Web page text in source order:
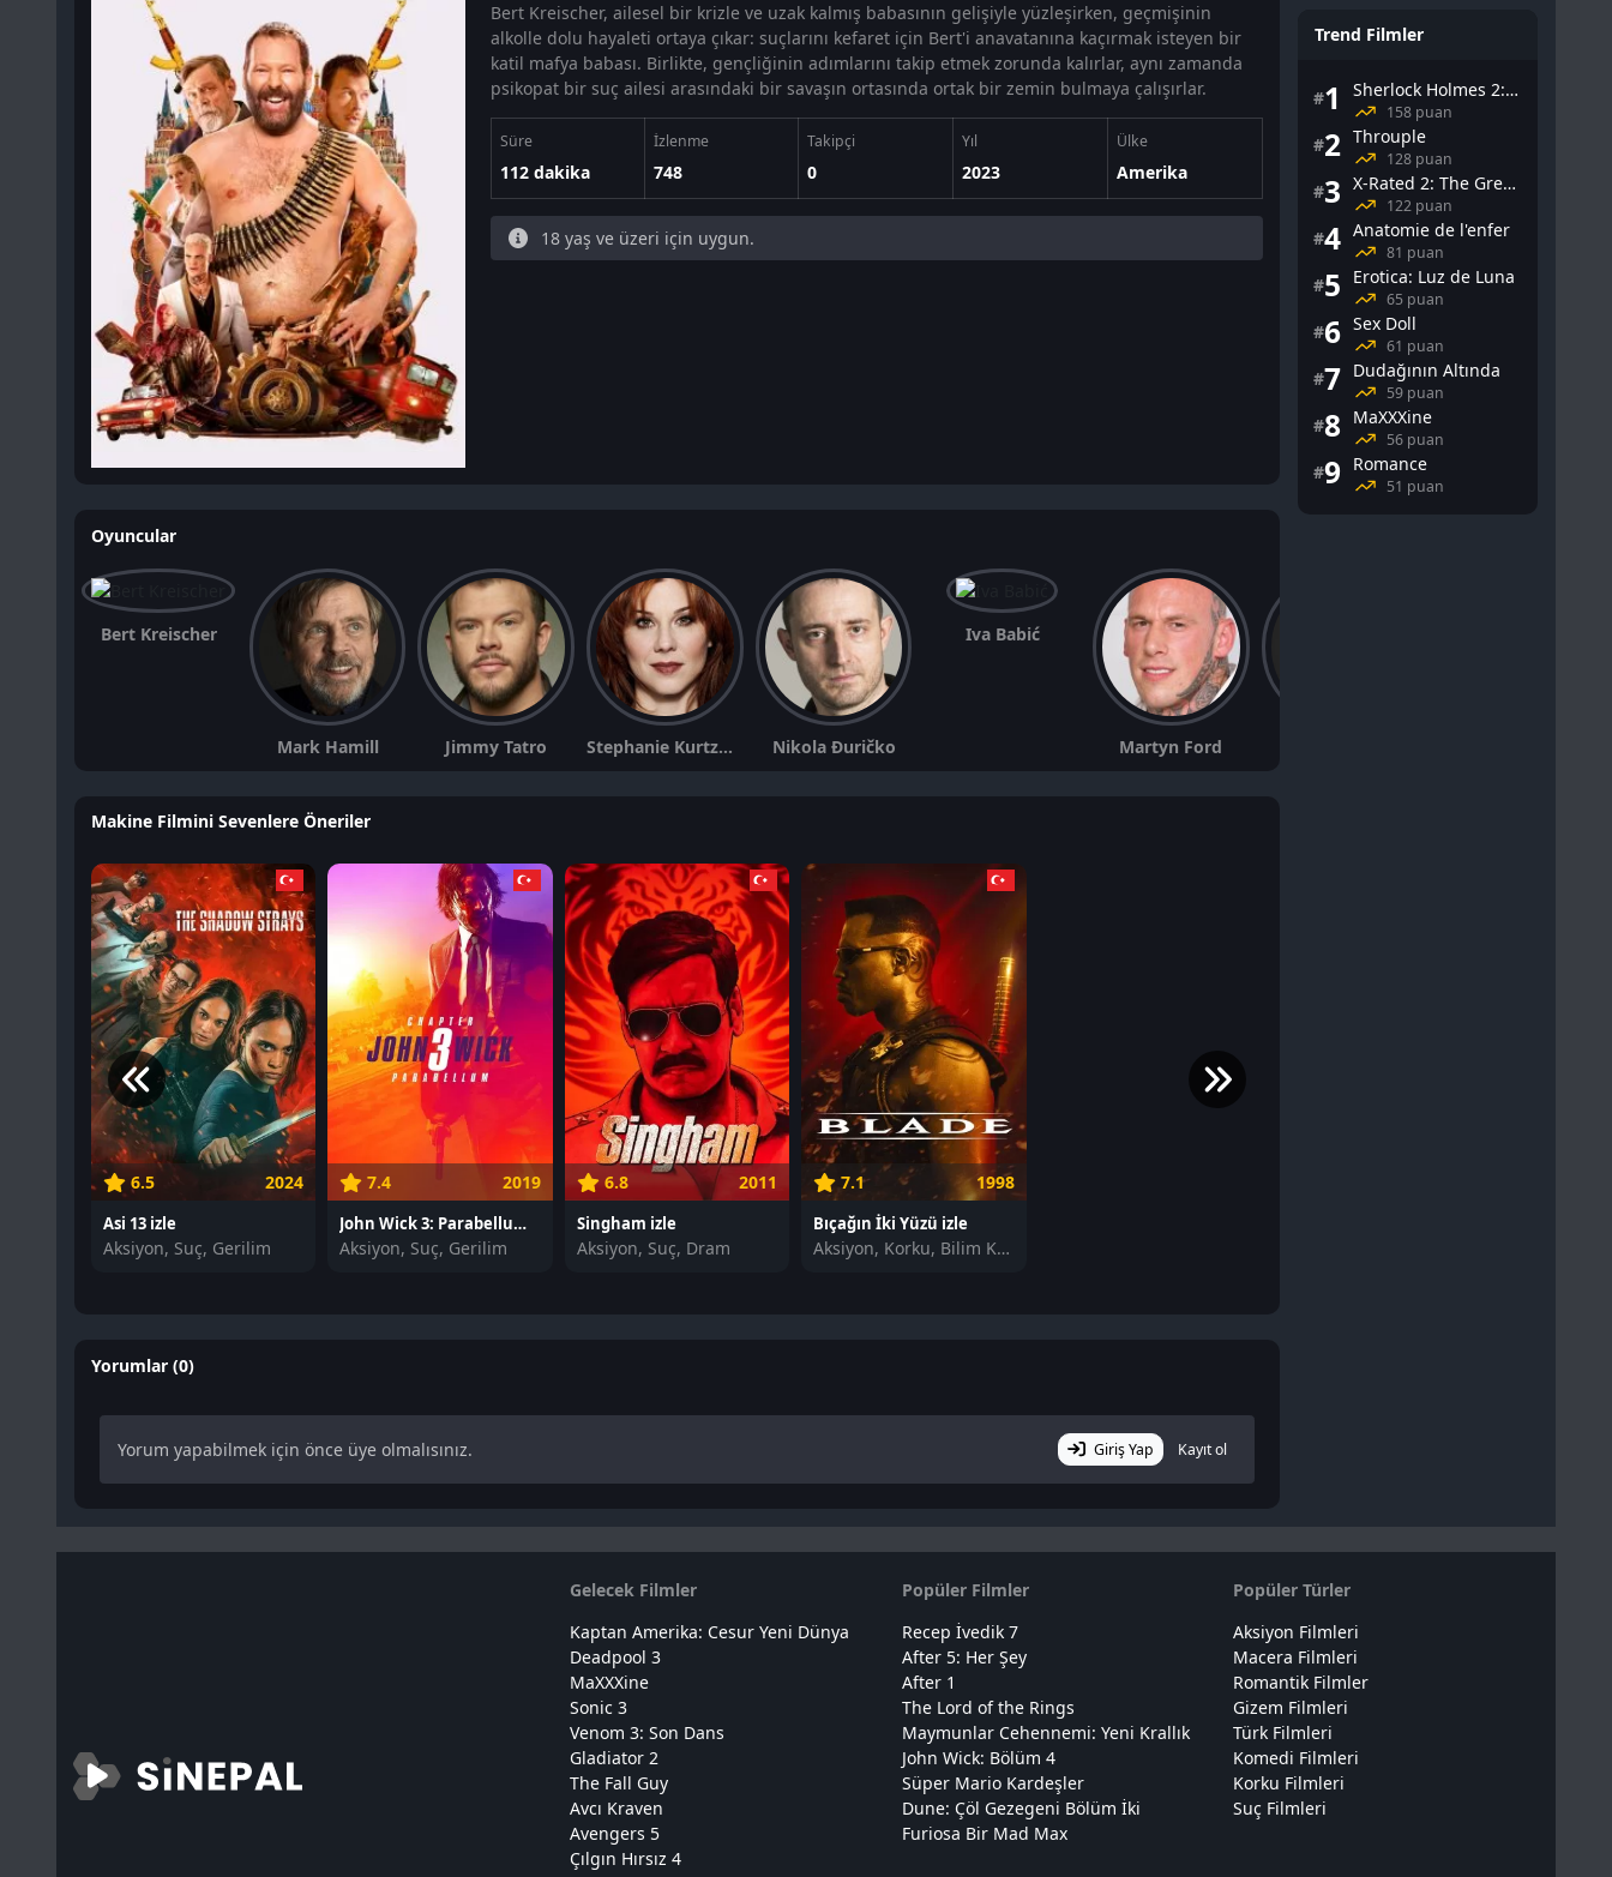
Bert Kreischer, ailesel bir krizle ve uzak kalmış babasının gelişiyle yüzleşirken, geçmişinin
alkolle dolu hayaleti ortaya çıkar: suçlarını kefaret için Bert'i anavatanına kaçırmak isteyen bir
katil mafya babası. Birlikte, gençliğinin adımlarını takip etmek zorunda kalırlar, aynı zamanda
psikopat bir suç ailesi arasındaki bir savaşın ortasında ortak bir zemin bulmaya çalışırlar.
Süre
112 dakika
İzlenme
748
Takipçi
0
Yıl
2023
Ülke
Amerika
18 yaş ve üzeri için uygun.
Oyuncular
Bert Kreischer
Mark Hamill Jimmy Tatro Stephanie Kurtzuba Nikola Đuričko
Iva Babić
Martyn Ford
Makine Filmini Sevenlere Öneriler
6.5 2024
Asi 13 izle
Aksiyon, Suç, Gerilim
7.4 2019
John Wick 3: Parabellum izle
Aksiyon, Suç, Gerilim
6.8 2011
Singham izle
Aksiyon, Suç, Dram
7.1 1998
Bıçağın İki Yüzü izle
Aksiyon, Korku, Bilim Kurgu
Yorumlar (0)
Yorum yapabilmek için önce üye olmalısınız. Giriş Yap Kayıt ol
Trend Filmler
#1 Sherlock Holmes 2: Gölge Oyunları
158 puan
#2 Throuple
128 puan
#3 X-Rated 2: The Greatest Adult Stars of All-Time
122 puan
#4 Anatomie de l'enfer
81 puan
#5 Erotica: Luz de Luna
65 puan
#6 Sex Doll
61 puan
#7 Dudağının Altında
59 puan
#8 MaXXXine
56 puan
#9 Romance
51 puan
Gelecek Filmler
Kaptan Amerika: Cesur Yeni Dünya
Deadpool 3
MaXXXine
Sonic 3
Venom 3: Son Dans
Gladiator 2
The Fall Guy
Avcı Kraven
Avengers 5
Çılgın Hırsız 4
Popüler Filmler
Recep İvedik 7
After 5: Her Şey
After 1
The Lord of the Rings
Maymunlar Cehennemi: Yeni Krallık
John Wick: Bölüm 4
Süper Mario Kardeşler
Dune: Çöl Gezegeni Bölüm İki
Furiosa Bir Mad Max
Popüler Türler
Aksiyon Filmleri
Macera Filmleri
Romantik Filmler
Gizem Filmleri
Türk Filmleri
Komedi Filmleri
Korku Filmleri
Suç Filmleri